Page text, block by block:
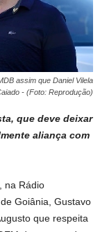
assim que Daniel Vilela
- (Foto: Reprodução)
que deve deixar
aliança com
na Rádio
Goiânia, Gustavo
que respeita